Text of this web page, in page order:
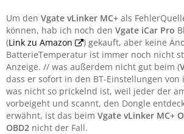
Um den Vgate vLinker MC+ als
können, hab ich noch den Vgate iCar Pro
(Link zu Amazon
) gekauft, aber keine
BatterieTemperatur ist immer noch nicht
Anzeige. // was außerdem nicht gut beim (
dass er sofort in den BT-Einstellungen von
was nicht so prickelnd ist, weil jeder der
vorbeigeht und scannt, den Dongle
erwähnt, ist das beim Vgate vLinker MC+
OBD2 nicht der Fall.